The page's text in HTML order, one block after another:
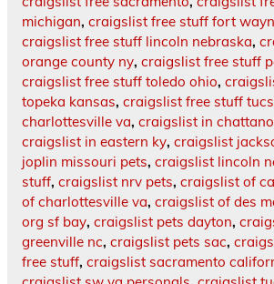
michigan, craigslist free stuff fort
craigslist free stuff lincoln nebraska,
orange county ny, craigslist free stuff
craigslist free stuff toledo ohio,
topeka kansas, craigslist free stuff
charlottesville va, craigslist in
craigslist in eastern ky, craigslist
joplin missouri pets, craigslist lincoln
stuff, craigslist nrv pets, craigslist of
of charlottesville va, craigslist of des
org sf bay, craigslist pets dayton,
greenville nc, craigslist pets sac,
free stuff, craigslist sacramento